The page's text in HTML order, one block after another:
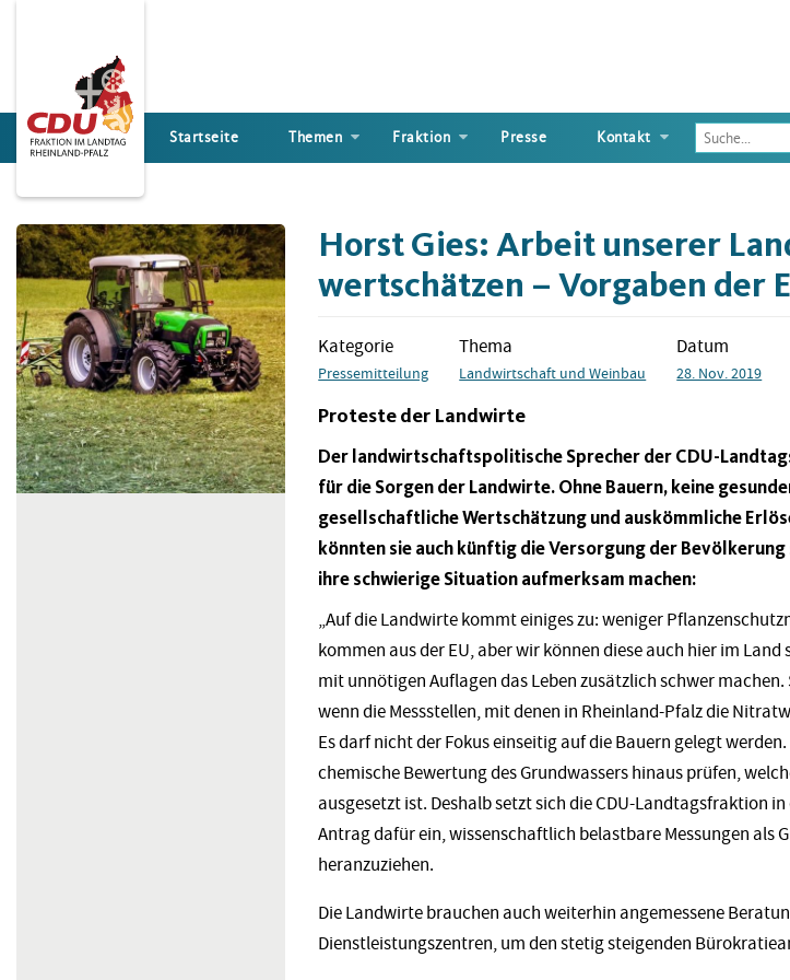
Startseite Themen Fraktion Presse Kontakt
Enter
the
to
search
for
Horst Gies: Arbeit unserer
wertschätzen – Vorgaben der
Kategorie
Pressemitteilung
Thema
Landwirtschaft und Weinbau
Datum
28. Nov. 2019
Proteste der Landwirte
Der landwirtschaftspolitische Sprecher der CDU-
für die Sorgen der Landwirte. Ohne Bauern, keine
gesellschaftliche Wertschätzung und auskömmliche
könnten sie auch künftig die Versorgung der
ihre schwierige Situation aufmerksam machen:
„Auf die Landwirte kommt einiges zu: weniger
kommen aus der EU, aber wir können diese auch hier im
mit unnötigen Auflagen das Leben zusätzlich schwer
wenn die Messstellen, mit denen in Rheinland-Pfalz die
Es darf nicht der Fokus einseitig auf die Bauern gelegt
chemische Bewertung des Grundwassers hinaus prüfen,
ausgesetzt ist. Deshalb setzt sich die CDU-Landtagsfraktion
Antrag dafür ein, wissenschaftlich belastbare Messungen als
heranzuziehen.
Die Landwirte brauchen auch weiterhin angemessene
Dienstleistungszentren, um den stetig steigenden